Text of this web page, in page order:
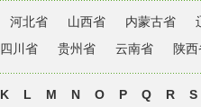
河北省 山西省 内蒙古省
四川省 贵州省 云南省 陕
K L M N O P Q R S